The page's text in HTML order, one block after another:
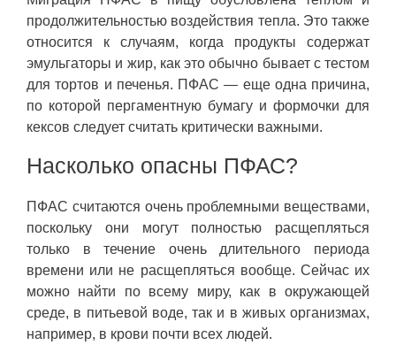
продолжительностью воздействия тепла. Это также
относится к случаям, когда продукты содержат
эмульгаторы и жир, как это обычно бывает с тестом
для тортов и печенья. ПФАС — еще одна причина,
по которой пергаментную бумагу и формочки для
кексов следует считать критически важными.
Насколько опасны ПФАС?
ПФАС считаются очень проблемными веществами,
поскольку они могут полностью расщепляться
только в течение очень длительного периода
времени или не расщепляться вообще. Сейчас их
можно найти по всему миру, как в окружающей
среде, в питьевой воде, так и в живых организмах,
например, в крови почти всех людей.